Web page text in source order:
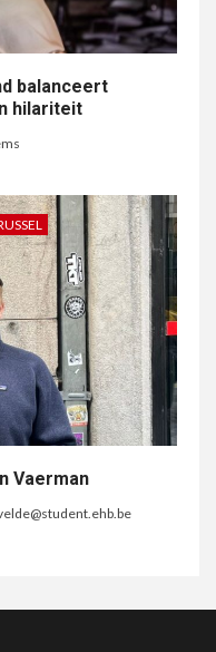
balanceert
hilariteit
Vaerman